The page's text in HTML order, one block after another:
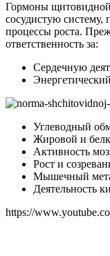
Гормоны
сосудистую
процессы роста.
ответственность за:
Сердечную
Углеводный
Жировой и
Активность
Рост и
Мышечный
Деятельность
https://